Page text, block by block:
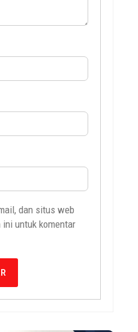
dan situs web
ini untuk komentar